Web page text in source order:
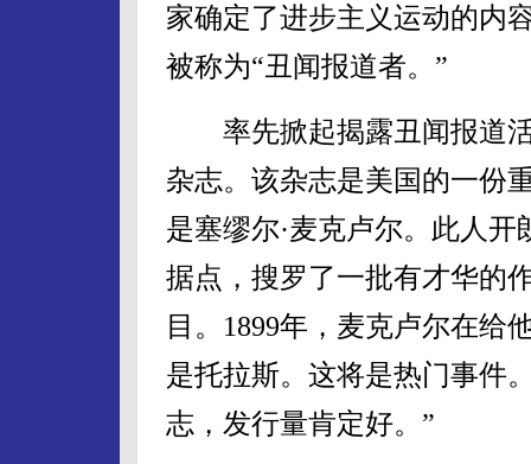
家确定了进步主义运动的内
被称为“丑闻报道者。”
率先掀起揭露丑闻报道活
杂志。该杂志是美国的一份
是塞缪尔·麦克卢尔。此人
据点，搜罗了一批有才华的
目。1899年，麦克卢尔在给
是托拉斯。这将是热门事件
志，发行量肯定好。”